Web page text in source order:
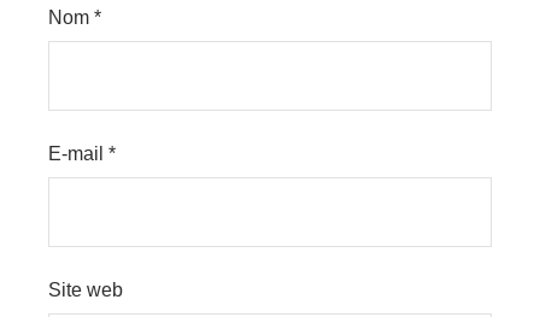
Nom*
E-mail*
Site web